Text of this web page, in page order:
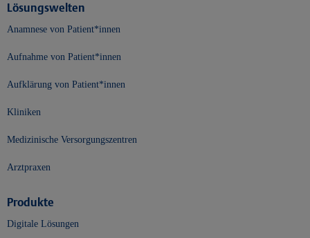
Lösungswelten
Anamnese von Patient*innen
Aufnahme von Patient*innen
Aufklärung von Patient*innen
Kliniken
Medizinische Versorgungszentren
Arztpraxen
Produkte
Digitale Lösungen